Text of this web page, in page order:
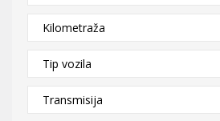
Kilometraža
Tip vozila
Transmisija